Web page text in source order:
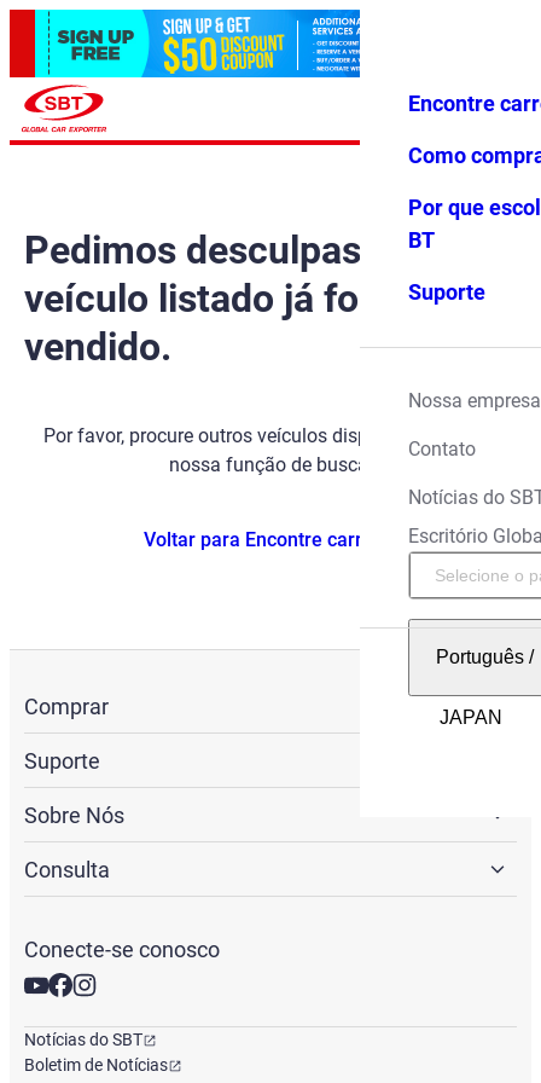
Favoritos Menu
Encontre
Como
Por que
BT
Suporte
Nossa empresa
Contato
Notícias do
Escritório
Português/
Pedimos desculpas, mas o
veículo listado já foi
vendido.
Por favor, procure outros veículos disponíveis usando
nossa função de busca.
Voltar para Encontre carros
Comprar
Suporte
Sobre Nós
Consulta
Conecte-se conosco
Notícias do SBT
Boletim de Notícias